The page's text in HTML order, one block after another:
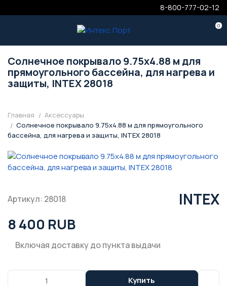
8-800-777-02-12
0
Солнечное покрывало 9.75х4.88 м для
прямоугольного бассейна, для нагрева и
защиты, INTEX 28018
Главная
Аксессуары
Солнечное покрывало 9.75х4.88 м для прямоугольного
бассейна, для нагрева и защиты, INTEX 28018
Артикул: 28018 INTEX
8 400 RUB
Включая доставку до пункта выдачи
Купить